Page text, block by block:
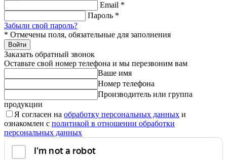
Email *
Пароль *
Забыли свой пароль?
* Отмечены поля, обязательные для заполнения
Войти
Заказать обратный звонок
Оставьте свой номер телефона и мы перезвоним вам
Ваше имя
Номер телефона
Производитель или группа
продукции
Я согласен на обработку персональных данных и
ознакомлен с политикой в отношении обработки
персональных данных